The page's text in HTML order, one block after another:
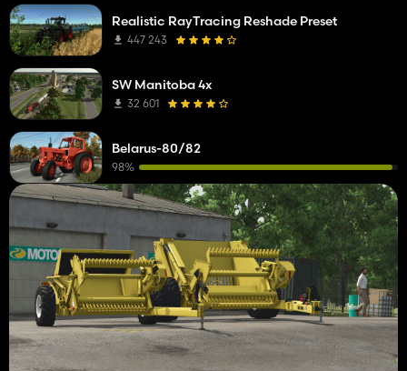
Realistic RayTracing Reshade Preset
447 243
SW Manitoba 4x
32 601
Belarus-80/82
98%